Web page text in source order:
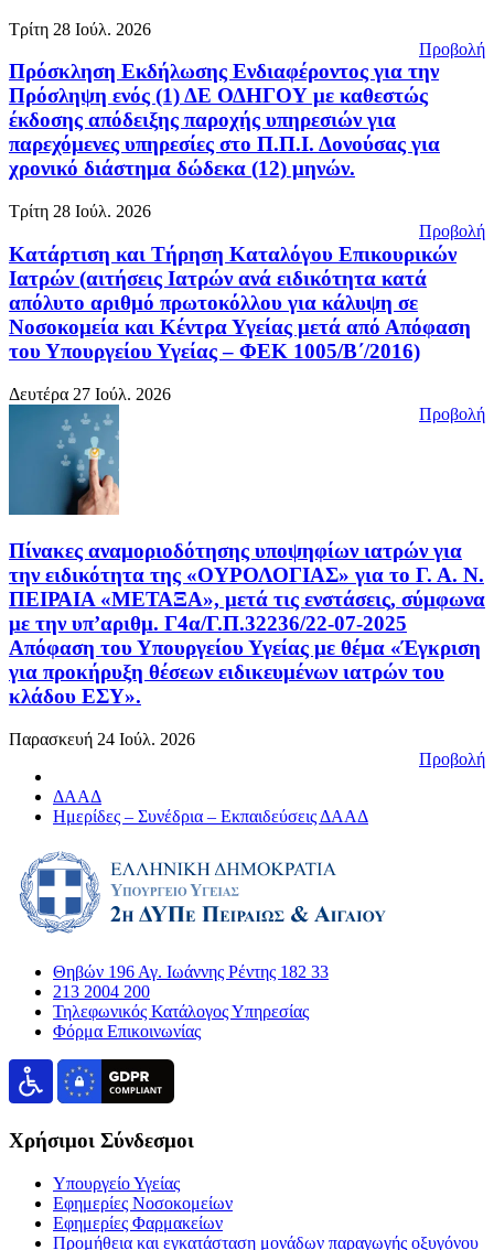
Τρίτη 28 Ιούλ. 2026
Προβολή
Πρόσκληση Εκδήλωσης Ενδιαφέροντος για την
Πρόσληψη ενός (1) ΔΕ ΟΔΗΓΟΥ με καθεστώς
έκδοσης απόδειξης παροχής υπηρεσιών για
παρεχόμενες υπηρεσίες στο Π.Π.Ι. Δονούσας για
χρονικό διάστημα δώδεκα (12) μηνών.
Τρίτη 28 Ιούλ. 2026
Προβολή
Κατάρτιση και Τήρηση Καταλόγου Επικουρικών
Ιατρών (αιτήσεις Ιατρών ανά ειδικότητα κατά
απόλυτο αριθμό πρωτοκόλλου για κάλυψη σε
Νοσοκομεία και Κέντρα Υγείας μετά από Απόφαση
του Υπουργείου Υγείας – ΦΕΚ 1005/Β΄/2016)
Δευτέρα 27 Ιούλ. 2026
Προβολή
Πίνακες αναμοριοδότησης υποψηφίων ιατρών για
την ειδικότητα της «ΟΥΡΟΛΟΓΙΑΣ» για το Γ. Α. Ν.
ΠΕΙΡΑΙΑ «ΜΕΤΑΞΑ», μετά τις ενστάσεις, σύμφωνα
με την υπ’αριθμ. Γ4α/Γ.Π.32236/22-07-2025
Απόφαση του Υπουργείου Υγείας με θέμα «Έγκριση
για προκήρυξη θέσεων ειδικευμένων ιατρών του
κλάδου ΕΣΥ».
Παρασκευή 24 Ιούλ. 2026
Προβολή
ΔΑΑΔ
Ημερίδες – Συνέδρια – Εκπαιδεύσεις ΔΑΑΔ
Θηβών 196 Αγ. Ιωάννης Ρέντης 182 33
213 2004 200
Τηλεφωνικός Κατάλογος Υπηρεσίας
Φόρμα Επικοινωνίας
Χρήσιμοι Σύνδεσμοι
Υπουργείο Υγείας
Εφημερίες Νοσοκομείων
Εφημερίες Φαρμακείων
Προμήθεια και εγκατάσταση μονάδων παραγωγής οξυγόνου